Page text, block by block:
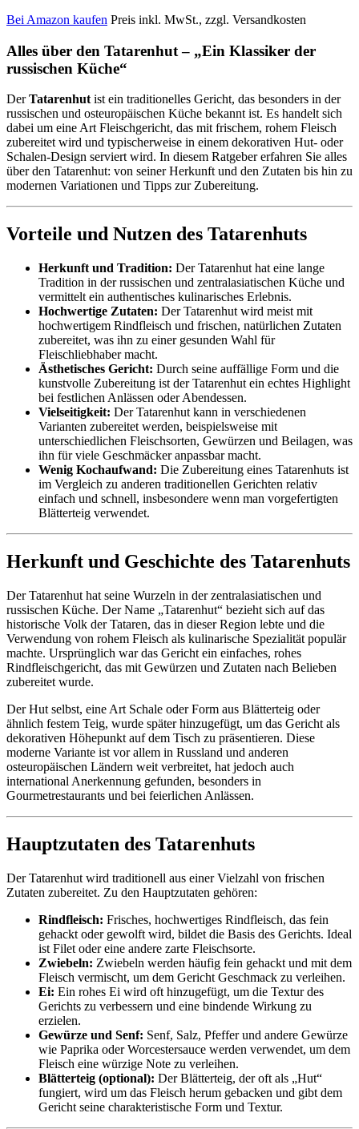
Bei Amazon kaufen Preis inkl. MwSt., zzgl. Versandkosten
Alles über den Tatarenhut – „Ein Klassiker der
russischen Küche“
DerTatarenhut ist ein traditionelles Gericht, das besonders in der
russischen und osteuropäischen Küche bekannt ist. Es handelt sich
dabei um eine Art Fleischgericht, das mit frischem, rohem Fleisch
zubereitet wird und typischerweise in einem dekorativen Hut- oder
Schalen-Design serviert wird. In diesem Ratgeber erfahren Sie alles
über den Tatarenhut: von seiner Herkunft und den Zutaten bis hin zu
modernen Variationen und Tipps zur Zubereitung.
Vorteile und Nutzen des Tatarenhuts
Herkunft und Tradition: Der Tatarenhut hat eine lange
Tradition in der russischen und zentralasiatischen Küche und
vermittelt ein authentisches kulinarisches Erlebnis.
Hochwertige Zutaten: Der Tatarenhut wird meist mit
hochwertigem Rindfleisch und frischen, natürlichen Zutaten
zubereitet, was ihn zu einer gesunden Wahl für
Fleischliebhaber macht.
Ästhetisches Gericht: Durch seine auffällige Form und die
kunstvolle Zubereitung ist der Tatarenhut ein echtes Highlight
bei festlichen Anlässen oder Abendessen.
Vielseitigkeit: Der Tatarenhut kann in verschiedenen
Varianten zubereitet werden, beispielsweise mit
unterschiedlichen Fleischsorten, Gewürzen und Beilagen, was
ihn für viele Geschmäcker anpassbar macht.
Wenig Kochaufwand: Die Zubereitung eines Tatarenhuts ist
im Vergleich zu anderen traditionellen Gerichten relativ
einfach und schnell, insbesondere wenn man vorgefertigten
Blätterteig verwendet.
Herkunft und Geschichte des Tatarenhuts
Der Tatarenhut hat seine Wurzeln in der zentralasiatischen und
russischen Küche. Der Name „Tatarenhut“ bezieht sich auf das
historische Volk der Tataren, das in dieser Region lebte und die
Verwendung von rohem Fleisch als kulinarische Spezialität populär
machte. Ursprünglich war das Gericht ein einfaches, rohes
Rindfleischgericht, das mit Gewürzen und Zutaten nach Belieben
zubereitet wurde.
Der Hut selbst, eine Art Schale oder Form aus Blätterteig oder
ähnlich festem Teig, wurde später hinzugefügt, um das Gericht als
dekorativen Höhepunkt auf dem Tisch zu präsentieren. Diese
moderne Variante ist vor allem in Russland und anderen
osteuropäischen Ländern weit verbreitet, hat jedoch auch
international Anerkennung gefunden, besonders in
Gourmetrestaurants und bei feierlichen Anlässen.
Hauptzutaten des Tatarenhuts
Der Tatarenhut wird traditionell aus einer Vielzahl von frischen
Zutaten zubereitet. Zu den Hauptzutaten gehören:
Rindfleisch: Frisches, hochwertiges Rindfleisch, das fein
gehackt oder gewolft wird, bildet die Basis des Gerichts. Ideal
ist Filet oder eine andere zarte Fleischsorte.
Zwiebeln: Zwiebeln werden häufig fein gehackt und mit dem
Fleisch vermischt, um dem Gericht Geschmack zu verleihen.
Ei: Ein rohes Ei wird oft hinzugefügt, um die Textur des
Gerichts zu verbessern und eine bindende Wirkung zu
erzielen.
Gewürze und Senf: Senf, Salz, Pfeffer und andere Gewürze
wie Paprika oder Worcestersauce werden verwendet, um dem
Fleisch eine würzige Note zu verleihen.
Blätterteig (optional): Der Blätterteig, der oft als „Hut“
fungiert, wird um das Fleisch herum gebacken und gibt dem
Gericht seine charakteristische Form und Textur.